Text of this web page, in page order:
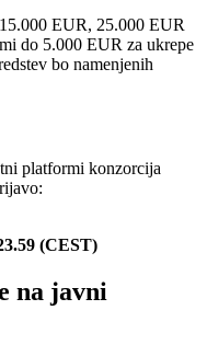
EUR, 25.000 EUR
do 5.000 EUR za ukrepe
bo namenjenih
platformi konzorcija
(CEST)
na javni